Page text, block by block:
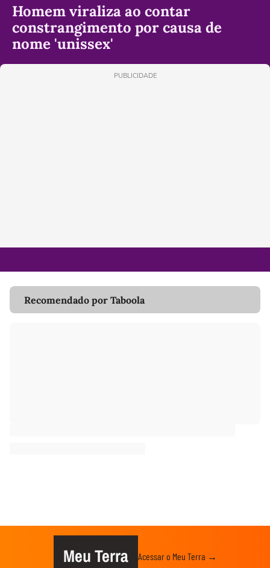
Homem viraliza ao contar
constrangimento por causa de
nome 'unissex'
PUBLICIDADE
Recomendado por Taboola
Meu Terra Acessar o Meu Terra →